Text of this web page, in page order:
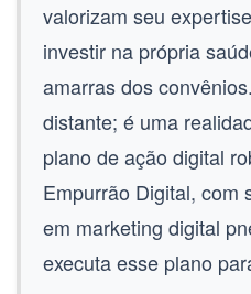
valorizam seu
investir na própria
amarras dos
distante; é uma
plano de ação digital
Empurrão Digital, com
em marketing digital
executa esse plano